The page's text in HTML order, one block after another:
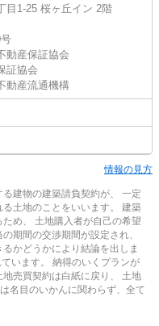
目1-25 桜ヶ丘イン 2階
産保証協会
証協会
動産流通機構
情報の見方
建物の建築請負契約が、 一定
土地のことをいいます。 建築
め、 土地購入者が自己の希望
期間の交渉期間が設定され、
かどうかにより結論を出しま
います。 納得のいくプランが
売買契約は白紙に戻り、 土地
名目のいかんに関わらず、全て